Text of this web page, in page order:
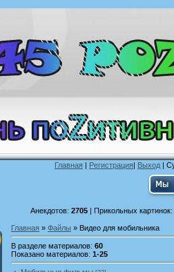
Главная | Регистрация| Выход |
Анекдотов: 2705| Прикольных картинок:
Главная » Файлы » Видео для мобильника
В разделе материалов: 60
Показано материалов: 1-25